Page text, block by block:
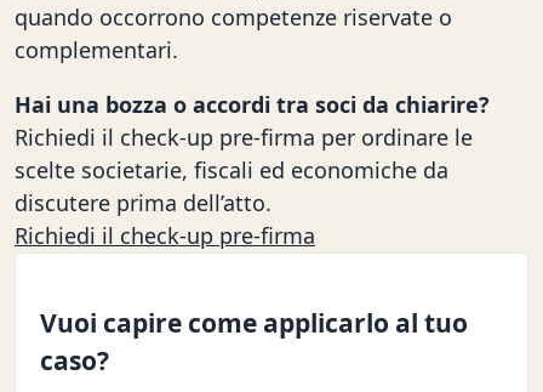
quando occorrono competenze riservate o
complementari.
Hai una bozza o accordi tra soci da chiarire?
Richiedi il check-up pre-firma per ordinare le
scelte societarie, fiscali ed economiche da
discutere prima dell’atto.
Richiedi il check-up pre-firma
Vuoi capire come applicarlo al tuo
caso?